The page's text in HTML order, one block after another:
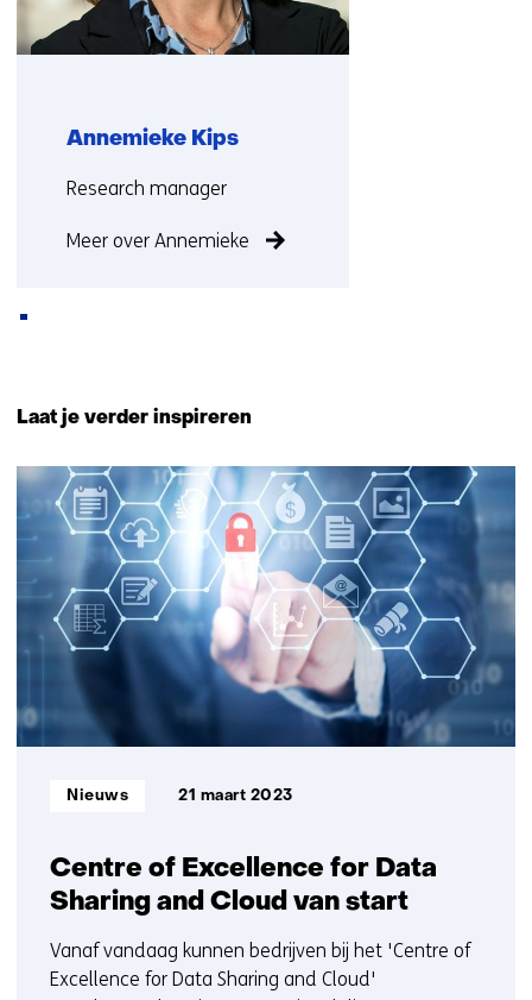
Annemieke Kips
Functie:
Research manager
Meer over Annemieke
(Neem
contact
met
ons
op)
Laat je verder inspireren
14
resultaten,
getoond
6
t/m
10
Centre of Excellence for Data
Sharing and Cloud van start
Informatietype:
Nieuws 21 maart 2023
Vanaf vandaag kunnen bedrijven bij het 'Centre of
Excellence for Data Sharing and Cloud'